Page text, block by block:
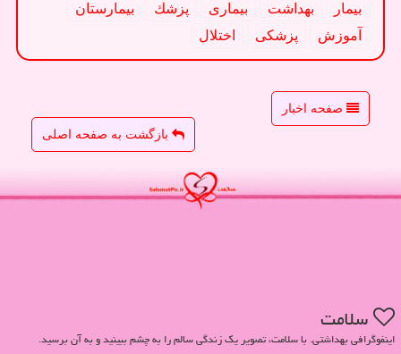
بیمار بهداشت بیماری پزشك
بیمارستان
آموزش
پزشكی اختلال
صفحه اخبار
بازگشت به صفحه اصلی
سلامت
اینفوگرافی بهداشتی. با سلامت، تصویر یک زندگی سالم را به چشم ببینید و به آن برسید.